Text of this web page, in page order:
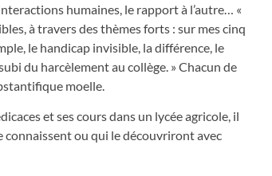
humaines, le rapport à l’autre… «
à travers des thèmes forts : sur mes cinq
le handicap invisible, la différence, le
du harcèlement au collège. » Chacun de
moelle.
et ses cours dans un lycée agricole, il
connaissent ou qui le découvriront avec